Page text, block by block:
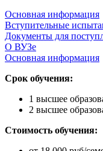
Основная информация
Вступительные
Документы для
О ВУЗе
Основная информация
Срок обучения:
1 высшее
2 высшее
Стоимость обучения: